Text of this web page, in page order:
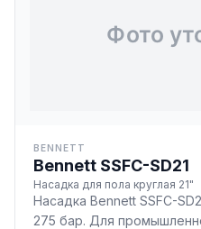
BENNETT
Bennett SSFC-SD21
Насадка для пола круглая 21"
Насадка Bennett SSFC-
275 бар. Для